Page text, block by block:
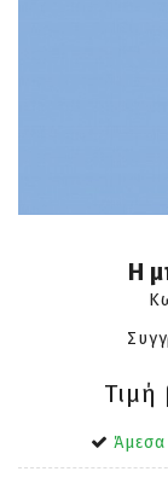
Η
Τιμή